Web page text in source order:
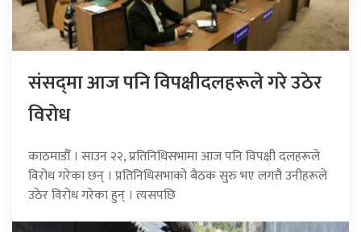
संसद्‍मा आज पनि विपक्षीदलहरूले गरे उठेर
विरोध
काठमाडौँ । साउन २२, प्रतिनिधिसभामा आज पनि विपक्षी दलहरूले
विरोध गरेका छन् । प्रतिनिधिसभाको बैठक सुरु भए लगत्तै उनीहरूले
उठेर विरोध गरेका हुन् । त्यसपछि